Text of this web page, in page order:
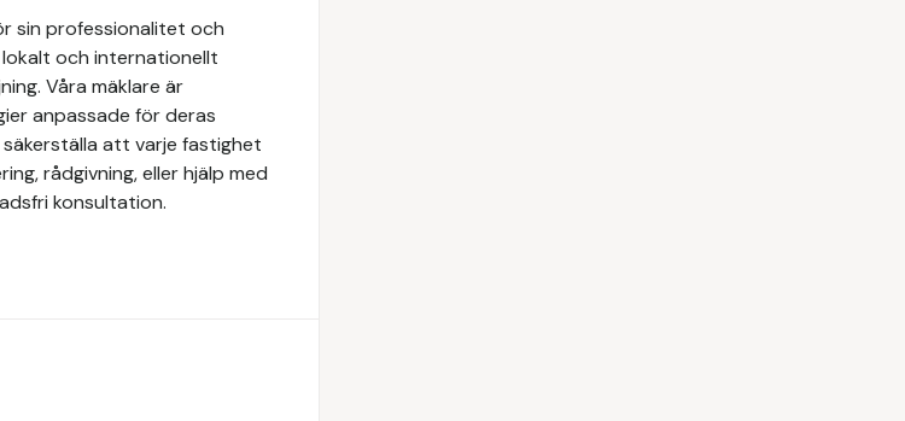
sin professionalitet och
och internationellt
Våra mäklare är
anpassade för deras
att varje fastighet
rådgivning, eller hjälp med
konsultation.